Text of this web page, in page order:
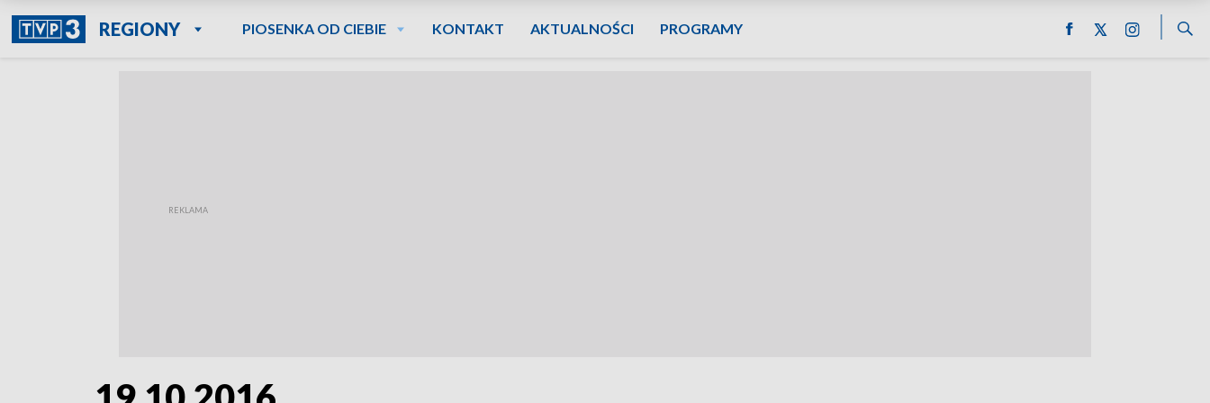
REGIONY PIOSENKA OD CIEBIE KONTAKT AKTUALNOŚCI PROGRAMY